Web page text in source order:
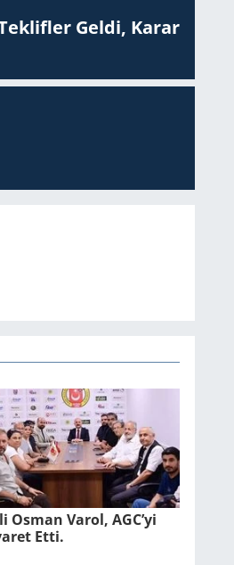
Geldi, Karar
Osman Varol, AGC’yi
Etti.